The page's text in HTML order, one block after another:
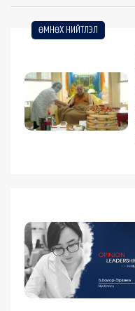
ӨМНӨХ НИЙТЛЭЛ